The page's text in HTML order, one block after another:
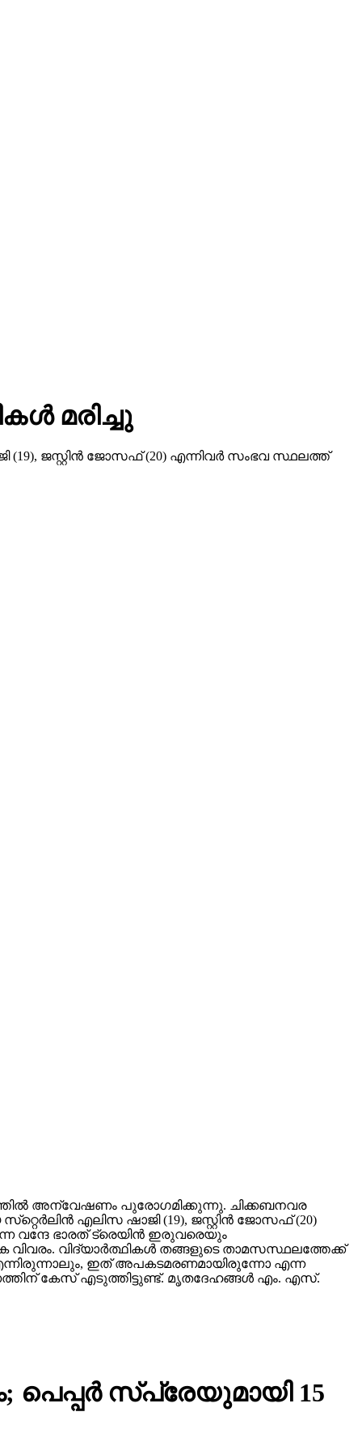
മരിച്ചു
(19), ജസ്റ്റിന്‍ ജോസഫ് (20) എന്നിവര്‍ സംഭവ സ്ഥലത്ത്
അന്വേഷണം പുരോഗമിക്കുന്നു. ചിക്കബനവര
എലിസ ഷാജി (19), ജസ്റ്റിന്‍ ജോസഫ് (20)
വന്ദേ ഭാരത് ട്രെയിന്‍ ഇരുവരെയും
വിവരം. വിദ്യാര്‍ത്ഥികള്‍ തങ്ങളുടെ താമസസ്ഥലത്തേക്ക്
ഇത് അപകടമരണമായിരുന്നോ എന്ന
കേസ് എടുത്തിട്ടുണ്ട്. മൃതദേഹങ്ങള്‍ എം. എസ്.
പെപ്പര്‍ സ്‌പ്രേയുമായി 15